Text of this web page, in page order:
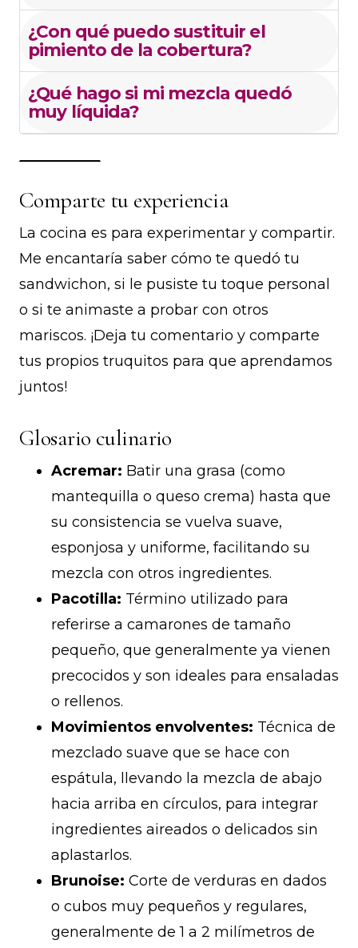
¿Con qué puedo sustituir el
pimiento de la cobertura?
¿Qué hago si mi mezcla quedó
muy líquida?
Comparte tu experiencia
La cocina es para experimentar y compartir.
Me encantaría saber cómo te quedó tu
sandwichon, si le pusiste tu toque personal
o si te animaste a probar con otros
mariscos. ¡Deja tu comentario y comparte
tus propios truquitos para que aprendamos
juntos!
Glosario culinario
Acremar: Batir una grasa (como
mantequilla o queso crema) hasta que
su consistencia se vuelva suave,
esponjosa y uniforme, facilitando su
mezcla con otros ingredientes.
Pacotilla: Término utilizado para
referirse a camarones de tamaño
pequeño, que generalmente ya vienen
precocidos y son ideales para ensaladas
o rellenos.
Movimientos envolventes: Técnica de
mezclado suave que se hace con
espátula, llevando la mezcla de abajo
hacia arriba en círculos, para integrar
ingredientes aireados o delicados sin
aplastarlos.
Brunoise: Corte de verduras en dados
o cubos muy pequeños y regulares,
generalmente de 1 a 2 milímetros de